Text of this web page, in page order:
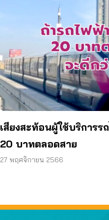
เสียงสะท้อนผู้ใช้บริการ
20 บาทตลอดสาย
27 พฤศจิกายน 2566